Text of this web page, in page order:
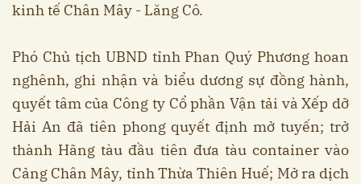
kinh tế Chân Mây - Lăng Cô.
Phó Chủ tịch UBND tỉnh Phan Quý Phương hoan
nghênh, ghi nhận và biểu dương sự đồng hành,
quyết tâm của Công ty Cổ phần Vận tải và Xếp dỡ
Hải An đã tiên phong quyết định mở tuyến; trở
thành Hãng tàu đầu tiên đưa tàu container vào
Cảng Chân Mây, tỉnh Thừa Thiên Huế; Mở ra dịch